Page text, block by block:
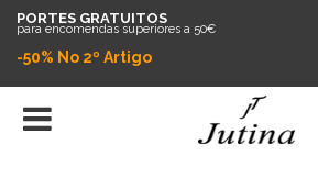
PORTES GRATUITOS
para encomendas superiores a 50€
-50% No 2º Artigo